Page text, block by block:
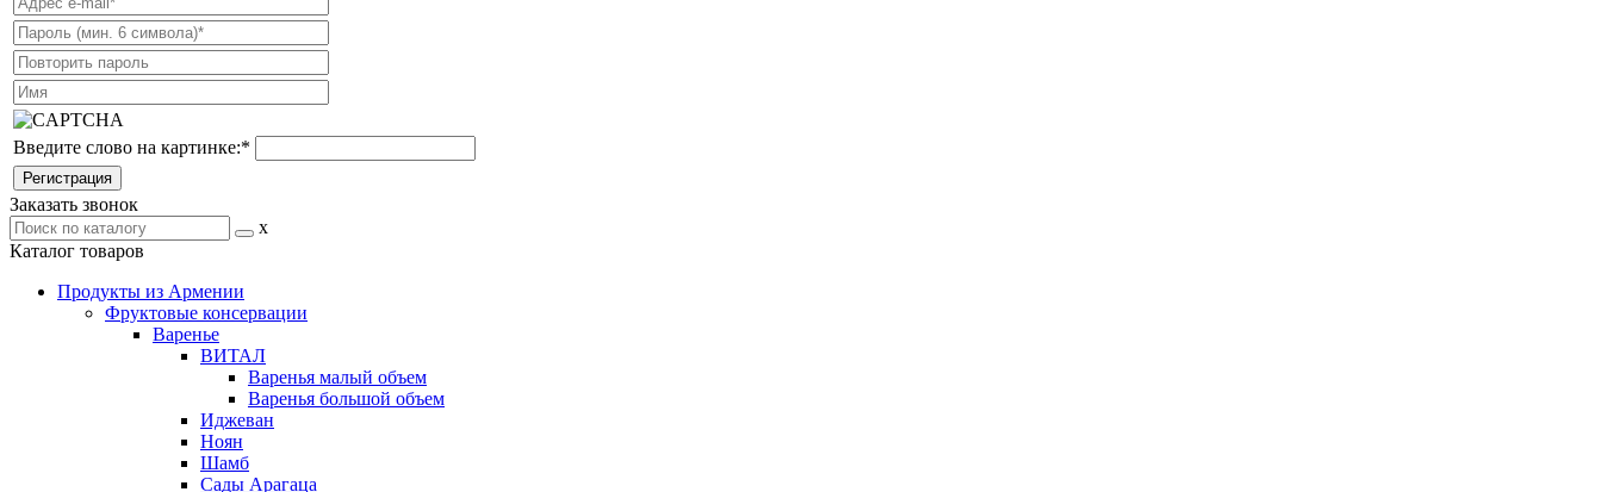
Введите слово на картинке:*
Заказать звонок
x
Каталог товаров
Продукты из Армении
Фруктовые консервации
Варенье
ВИТАЛ
Варенья малый объем
Варенья большой объем
Иджеван
Ноян
Шамб
Сады Арагаца